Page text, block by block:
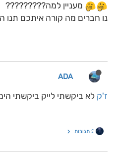
מעניין למה?????????
נו חברים מה קורה איתכם תנו
ADA
ז'ק לא ביקשתי לייק ביקשתי
2 תגובות